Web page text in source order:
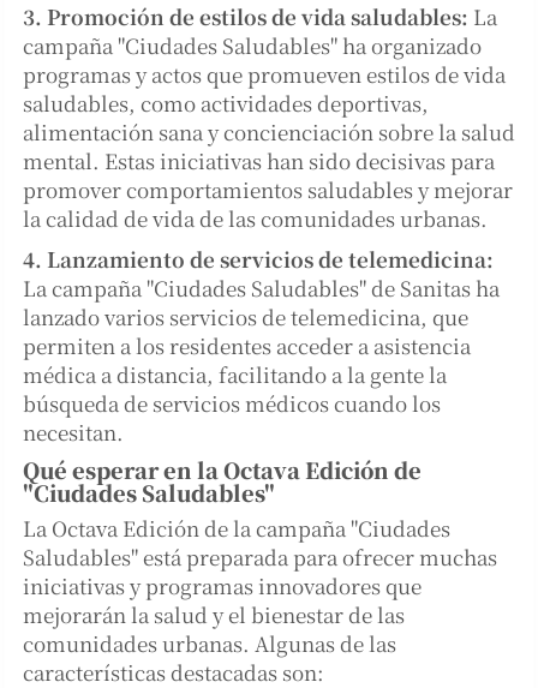
3. Promoción de estilos de vida saludables: La
campaña "Ciudades Saludables" ha organizado
programas y actos que promueven estilos de vida
saludables, como actividades deportivas,
alimentación sana y concienciación sobre la salud
mental. Estas iniciativas han sido decisivas para
promover comportamientos saludables y mejorar
la calidad de vida de las comunidades urbanas.
4. Lanzamiento de servicios de telemedicina:
La campaña "Ciudades Saludables" de Sanitas ha
lanzado varios servicios de telemedicina, que
permiten a los residentes acceder a asistencia
médica a distancia, facilitando a la gente la
búsqueda de servicios médicos cuando los
necesitan.
Qué esperar en la Octava Edición de
"Ciudades Saludables"
La Octava Edición de la campaña "Ciudades
Saludables" está preparada para ofrecer muchas
iniciativas y programas innovadores que
mejorarán la salud y el bienestar de las
comunidades urbanas. Algunas de las
características destacadas son: